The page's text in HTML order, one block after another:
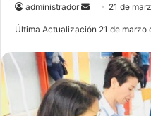
administrador
e
d
n
e
21 de
Última Actualización 21 de marzo